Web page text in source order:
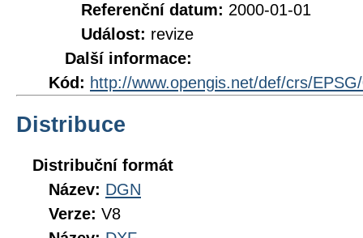
Referenční datum: 2000-01-01
Událost: revize
Další informace:
Kód: http://www.opengis.net/def/crs/
Distribuce
Distribuční formát
Název: DGN
Verze: V8